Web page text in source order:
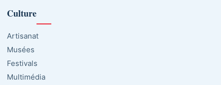
Culture
Artisanat
Musées
Festivals
Multimédia